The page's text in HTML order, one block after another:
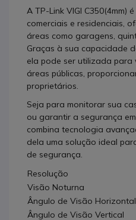
A TP-Link VIGI C350(4mm)
comerciais e residenciais,
áreas como garagens,
Graças à sua capacidade
ela pode ser utilizada para
áreas públicas,
proprietários.
Seja para monitorar sua
ou garantir a segurança
combina tecnologia
dela uma solução ideal
de segurança.
Resolução
Visão Noturna
Ângulo de Visão Horizontal
Ângulo de Visão Vertical